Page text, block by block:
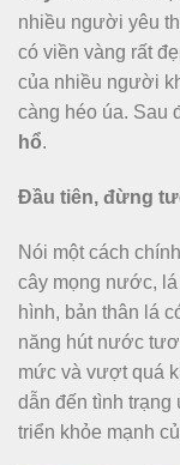
nhiều người yêu
có viền vàng rất
của nhiều người
càng héo úa. Sau
hổ.
Đầu tiên, đừng
Nói một cách
cây mọng nước,
hình, bản thân lá
năng hút nước
mức và vượt quá
dẫn đến tình
triển khỏe mạnh